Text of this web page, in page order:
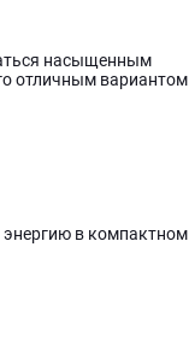
насыщенным
отличным вариантом
энергию в компактном